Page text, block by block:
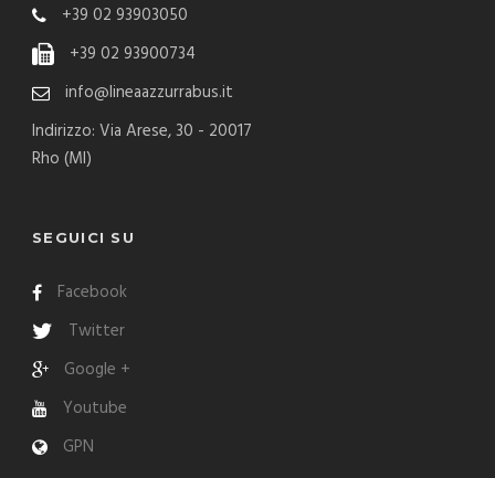
+39 02 93903050
+39 02 93900734
info@lineaazzurrabus.it
Indirizzo: Via Arese, 30 - 20017
Rho (MI)
SEGUICI SU
Facebook
Twitter
Google +
Youtube
GPN